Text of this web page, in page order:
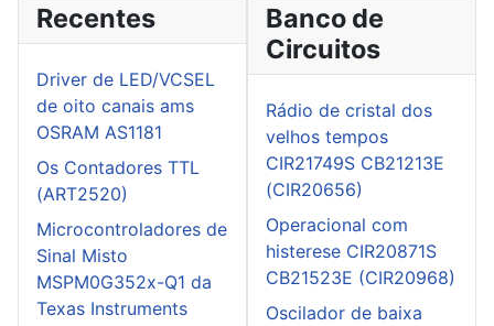
Recentes
Driver de LED/VCSEL
de oito canais ams
OSRAM AS1181
Os Contadores TTL
(ART2520)
Microcontroladores de
Sinal Misto
MSPM0G352x-Q1 da
Texas Instruments
Banco de
Circuitos
Rádio de cristal dos
velhos tempos
CIR21749S CB21213E
(CIR20656)
Operacional com
histerese CIR20871S
CB21523E (CIR20968)
Oscilador de baixa